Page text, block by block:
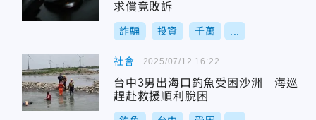
求償竟敗訴
詐騙 投資 千萬
社會
台中3男出海口釣魚受困沙洲 海巡
趕赴救援順利脫困
2025/07/12 16:22